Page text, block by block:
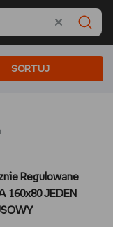
SORTUJ
Regulowane
160x80 JEDEN